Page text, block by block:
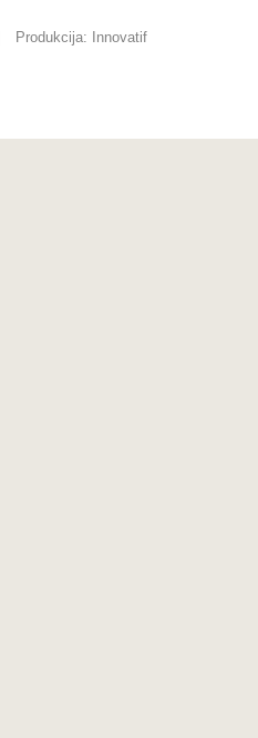
Produkcija: Innovatif